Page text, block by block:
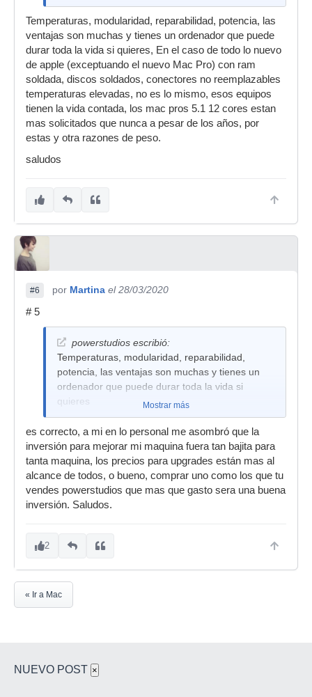
Temperaturas, modularidad, reparabilidad, potencia, las
ventajas son muchas y tienes un ordenador que puede
durar toda la vida si quieres, En el caso de todo lo nuevo
de apple (exceptuando el nuevo Mac Pro) con ram
soldada, discos soldados, conectores no reemplazables
temperaturas elevadas, no es lo mismo, esos equipos
tienen la vida contada, los mac pros 5.1 12 cores estan
mas solicitados que nunca a pesar de los años, por
estas y otra razones de peso.
saludos
#6 por Martina el 28/03/2020
# 5
powerstudios escribió:
Temperaturas, modularidad, reparabilidad,
potencia, las ventajas son muchas y tienes un
ordenador que puede durar toda la vida si
quieres
Mostrar más
es correcto, a mi en lo personal me asombró que la
inversión para mejorar mi maquina fuera tan bajita para
tanta maquina, los precios para upgrades están mas al
alcance de todos, o bueno, comprar uno como los que tu
vendes powerstudios que mas que gasto sera una buena
inversión. Saludos.
2
« Ir a Mac
NUEVO POST ×